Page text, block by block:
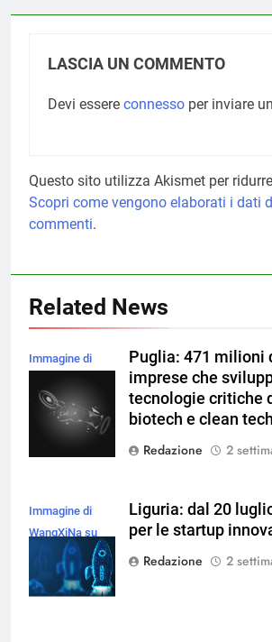
LASCIA UN COMMENTO
Devi essere connesso per inviare
Questo sito utilizza Akismet per
Scopri come vengono elaborati i dati
commenti.
Related News
Immagine di
Magnific
Puglia: 471 milioni
imprese che
tecnologie critiche
biotech e clean tech
Redazione
2
Immagine di
WangXiNa su
Magnific
Liguria: dal 20
per le startup
Redazione
2